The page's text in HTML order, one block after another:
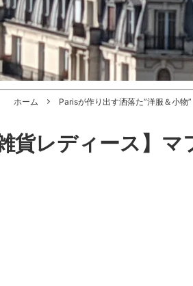
ホーム Parisが作り出す洒落た”洋服＆小物”
貨レディース】マ